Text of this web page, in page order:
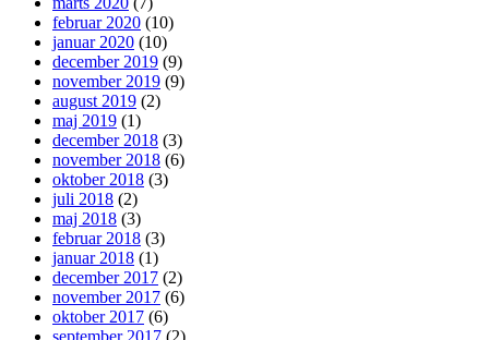
februar 2020 (10)
januar 2020 (10)
december 2019 (9)
november 2019 (9)
august 2019 (2)
maj 2019 (1)
december 2018 (3)
november 2018 (6)
oktober 2018 (3)
juli 2018 (2)
maj 2018 (3)
februar 2018 (3)
januar 2018 (1)
december 2017 (2)
november 2017 (6)
oktober 2017 (6)
september 2017 (2)